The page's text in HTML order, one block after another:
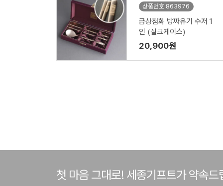
상품번호 863976
금상첨화 방짜유기 수저 1
인 (실크케이스)
20,900원
첫 마음 그대로! 세종기프트가 약속드